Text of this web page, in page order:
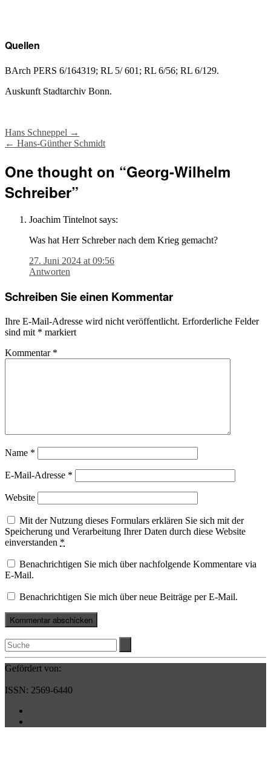
Quellen
BArch PERS 6/164319; RL 5/ 601; RL 6/56; RL 6/129.
Auskunft Stadtarchiv Bonn.
Post
Hans Schneppel →
← Hans-Günther Schmidt
One thought on “Georg-Wilhelm
Schreiber”
Joachim Tintelnot says:
Was hat Herr Schreber nach dem Krieg gemacht?
27. Juni 2024 at 09:56
Antworten
Schreiben Sie einen Kommentar
Ihre E-Mail-Adresse wird nicht veröffentlicht. Erforderliche Felder
sind mit * markiert
Kommentar *
Name *
E-Mail-Adresse *
Website
Mit der Nutzung dieses Formulars erklären Sie sich mit der
Speicherung und Verarbeitung Ihrer Daten durch diese Website
einverstanden *
Benachrichtigen Sie mich über nachfolgende Kommentare via
E-Mail.
Benachrichtigen Sie mich über neue Beiträge per E-Mail.
Gefördert von:
ISSN: 2569-6440